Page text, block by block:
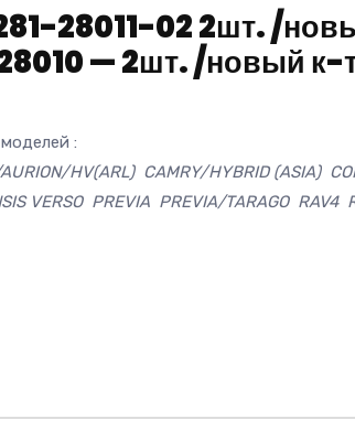
28011-02 2шт. /
— 2шт. /новый к-
:
HV(ARL) CAMRY/HYBRID (ASIA)
VERSO PREVIA PREVIA/TARAGO RAV4